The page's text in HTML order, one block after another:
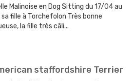
Malinoise en Dog Sitting du 17/04 au
fille à Torchefolon Très bonne
la fille très câli...
staffordshire Terrier